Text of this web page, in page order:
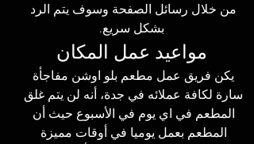
من خلال رسائل الصفحة وسوف يتم الرد
بشكل سريع.
مواعيد عمل المكان
يكن فريق عمل مطعم بلو اوشن مفاجأة
سارة لكافة عملائه في جدة، أنه لن يتم غلق
المطعم في اي يوم في الأسبوع حيث أن
المطعم بعمل يوميا في أوقات مميزة